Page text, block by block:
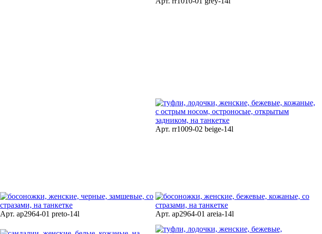
Арт. rr1009-02 beige-14l
Арт. ap2964-01 preto-14l Арт. ap2964-01 areia-14l